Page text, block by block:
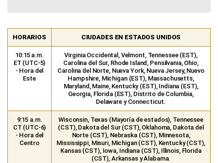
HORARIOS CIUDADES EN ESTADOS UNIDOS
10:15 a.m.
ET (UTC-5)
- Hora del
Este
Virginia Occidental, Velmont, Tennessee (EST),
Carolina del Sur, Rhode Island, Pensilvania, Ohio,
Carolina del Norte, Nueva York, Nueva Jersey, Nuevo
Hampshire, Michigan (EST), Massachusetts,
Maryland, Maine, Kentucky (EST), Indiana (EST),
Georgia, Florida (EST), Distrito de Columbia,
Delaware y Connecticut.
9:15 a.m.
CT (UTC-6)
- Hora del
Centro
Wisconsin, Texas (Mayoría de estados), Tennessee
(CST), Dakota del Sur (CST), Oklahoma, Dakota del
Norte (CST), Nebraska (CST), Minnesota,
Mississippi, Misuri, Michigan (CST), Kentucky (CST),
Kansas (CST), Iowa, Indiana (CST), Illinois, Florida
(CST), Arkansas y Alabama.